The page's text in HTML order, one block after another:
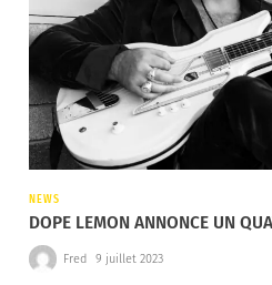
NEWS
DOPE LEMON ANNONCE UN
Fred 9 juillet 2023